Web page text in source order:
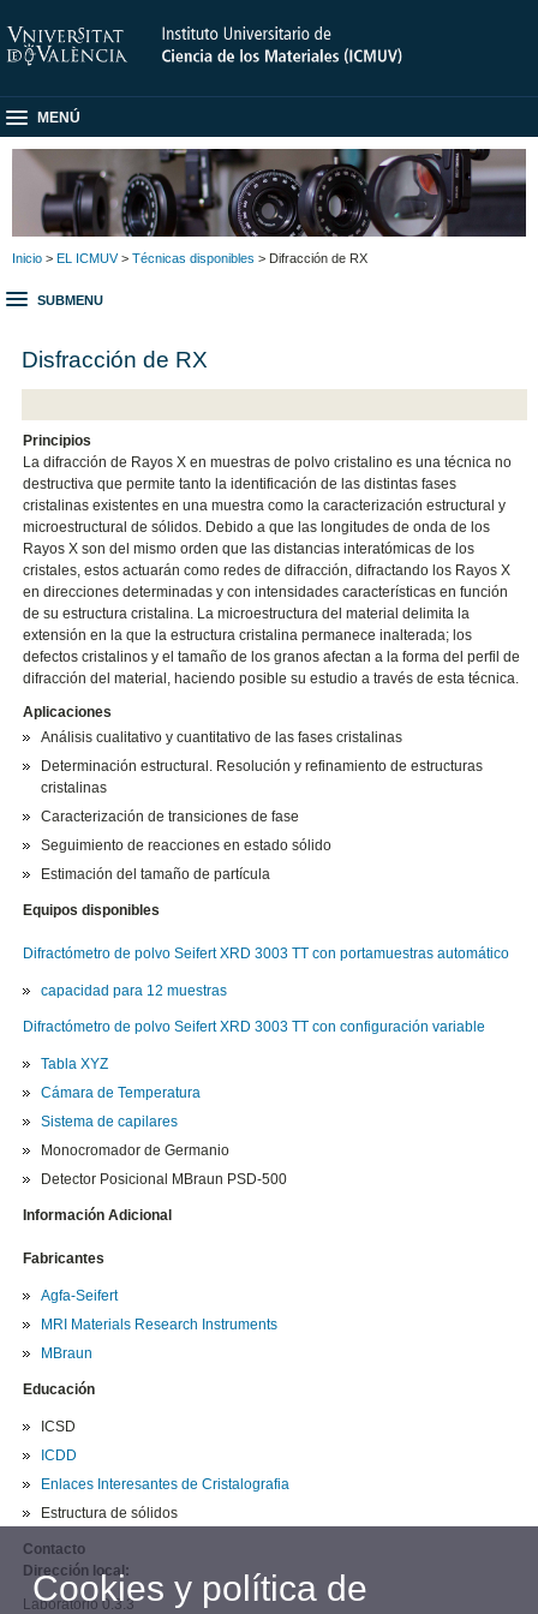
MENÚ
Inicio > EL ICMUV> Técnicas disponibles > Difracción de RX
SUBMENU
Disfracción de RX
Principios
La difracción de Rayos X en muestras de polvo cristalino es una técnica no
destructiva que permite tanto la identificación de las distintas fases
cristalinas existentes en una muestra como la caracterización estructural y
microestructural de sólidos. Debido a que las longitudes de onda de los
Rayos X son del mismo orden que las distancias interatómicas de los
cristales, estos actuarán como redes de difracción, difractando los Rayos X
en direcciones determinadas y con intensidades características en función
de su estructura cristalina. La microestructura del material delimita la
extensión en la que la estructura cristalina permanece inalterada; los
defectos cristalinos y el tamaño de los granos afectan a la forma del perfil de
difracción del material, haciendo posible su estudio a través de esta técnica.
Aplicaciones
Análisis cualitativo y cuantitativo de las fases cristalinas
Determinación estructural. Resolución y refinamiento de estructuras
cristalinas
Caracterización de transiciones de fase
Seguimiento de reacciones en estado sólido
Estimación del tamaño de partícula
Equipos disponibles
Difractómetro de polvo Seifert XRD 3003 TT con portamuestras automático
capacidad para 12 muestras
Difractómetro de polvo Seifert XRD 3003 TT con configuración variable
Tabla XYZ
Cámara de Temperatura
Sistema de capilares
Monocromador de Germanio
Detector Posicional MBraun PSD-500
Información Adicional
Fabricantes
Agfa-Seifert
MRI Materials Research Instruments
MBraun
Educación
ICSD
ICDD
Enlaces Interesantes de Cristalografia
Estructura de sólidos
Contacto
Dirección local:
Laboratorio 0.3.3
Cookies y política de